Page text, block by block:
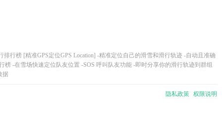
行榜 [精准GPS定位GPS Location] -精准定位自己的滑雪和滑行轨迹 -自动且准确
-在雪场快速定位队友位置 -SOS 呼叫队友功能 -即时分享你的滑行轨迹到群组
据
隐私政策 权限说明